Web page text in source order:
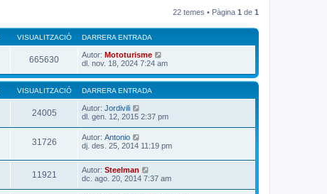
22 temes • Pàgina 1 de 1
VISUALITZACIÓ DARRERA ENTRADA
665630 Autor: Mototurisme
dl. nov. 18, 2024 7:24 am
VISUALITZACIÓ DARRERA ENTRADA
24005 Autor: Jordivili
dl. gen. 12, 2015 2:37 pm
31726 Autor: Antonio
dj. des. 25, 2014 11:19 pm
11921 Autor: Steelman
dc. ago. 20, 2014 7:37 am